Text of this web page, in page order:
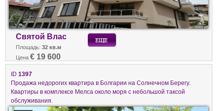
Святой Влас
Площадь: 32 кв.м
Цена € 19 600
ID 1397
Продажа недорогих квартира в Болгарии на Солнечном Берегу.
Квартиры в комплексе Мелса около моря с небольшой таксой
обслуживания.